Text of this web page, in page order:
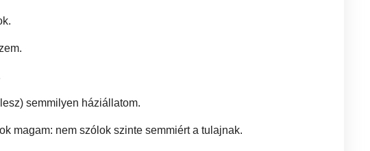
semmilyen háziállatom.
magam: nem szólok szinte semmiért a tulajnak.